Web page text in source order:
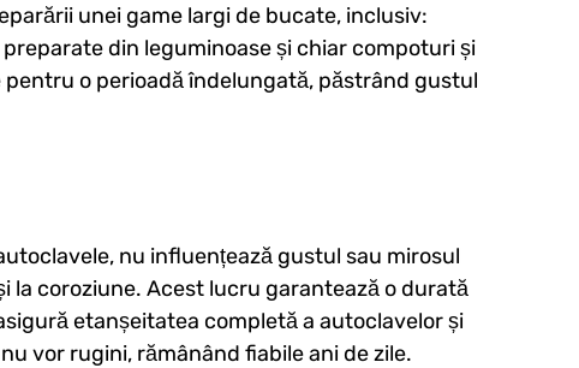
unei game largi de bucate, inclusiv:
din leguminoase și chiar compoturi și
o perioadă îndelungată, păstrând gustul
nu influențează gustul sau mirosul
coroziune. Acest lucru garantează o durată
etanșeitatea completă a autoclavelor și
vor rugini, rămânând fiabile ani de zile.